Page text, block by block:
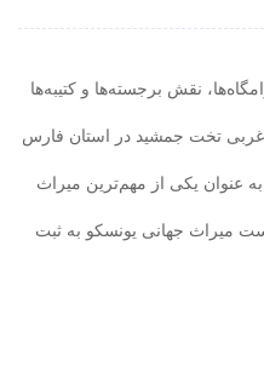
نقش برجسته‌ها و کتیبه‌ها
تخت جمشید در استان فارس
عنوان یکی از مهم‌ترین میراث
در سال ۱۹۷۹ در فهرست میراث جهانی یونسکو به ثبت